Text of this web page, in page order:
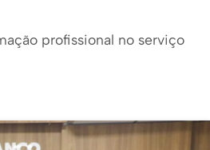
profissional no serviço